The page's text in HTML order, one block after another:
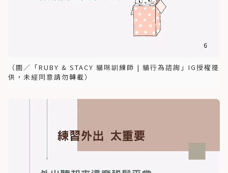
（圖／「RUBY & STACY 貓咪訓練師 | 貓行為諮詢」IG授權提
供，未經同意請勿轉載）